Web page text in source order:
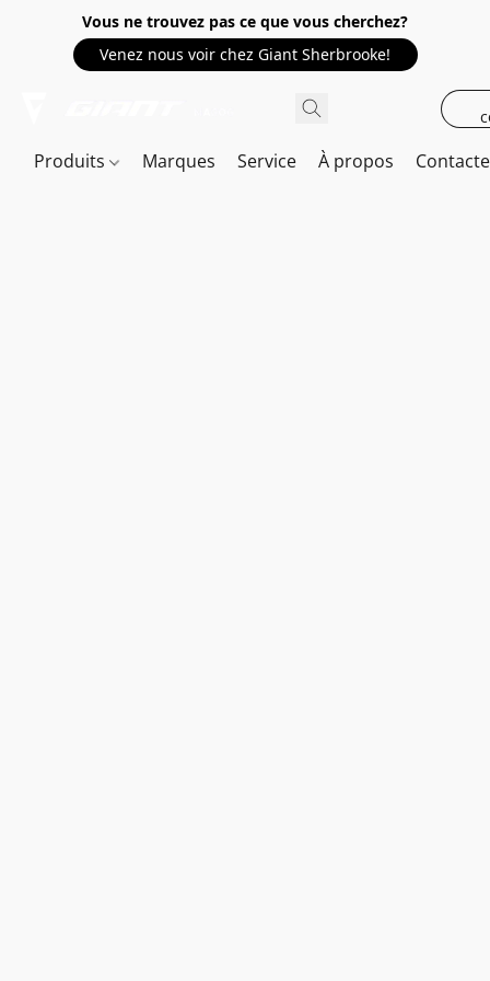
Vous ne trouvez pas ce que vous cherchez?
Venez nous voir chez Giant Sherbrooke!
Produits Marques Service À propos